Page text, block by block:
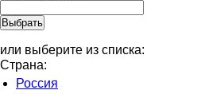
или выберите из списка:
Страна:
Россия